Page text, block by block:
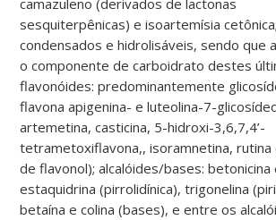
sesquiterpênicas) e isoartemísia
condensados e hidrolisáveis, sendo que
o componente de carboidrato destes
flavonóides: predominantemente
flavona apigenina- e luteolina-7-
artemetina, casticina, 5-hidroxi-3,6,7,4’-
tetrametoxiflavona,, isoramnetina, rutina
de flavonol); alcalóides/bases: betonicina
estaquidrina (pirrolidínica), trigonelina
betaína e colina (bases), e entre os